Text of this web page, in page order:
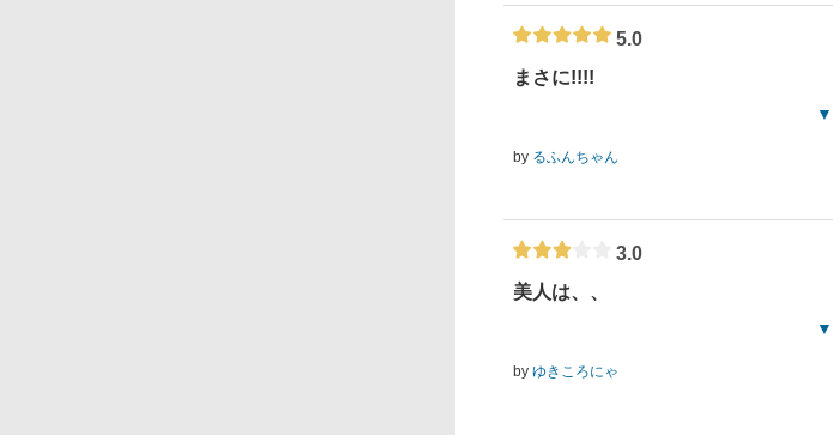
5.0
まさに!!!!
by るふんちゃん
3.0
美人は、、
by ゆきころにゃ